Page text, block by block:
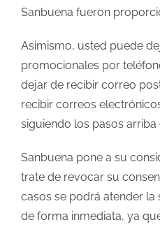
Sanbuena fueron
Asimismo, usted puede
promocionales por
dejar de recibir correo
recibir correos
siguiendo los pasos arriba
Sanbuena pone a su
trate de revocar su
casos se podrá atender
de forma inmediata, ya